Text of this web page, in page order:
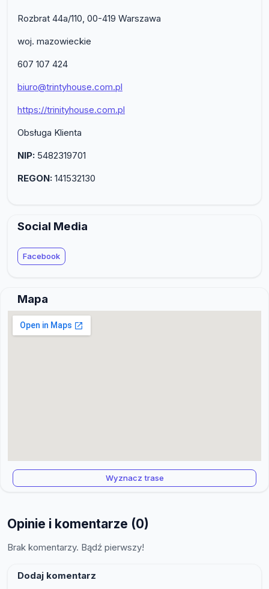
Rozbrat 44a/110, 00-419 Warszawa
woj. mazowieckie
607 107 424
biuro@trintyhouse.com.pl
https://trinityhouse.com.pl
Obsługa Klienta
NIP: 5482319701
REGON: 141532130
Social Media
Facebook
Mapa
Wyznacz trase
Opinie i komentarze (0)
Brak komentarzy. Bądź pierwszy!
Dodaj komentarz